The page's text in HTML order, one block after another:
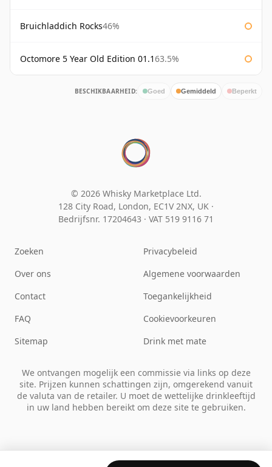
Bruichladdich Rocks46%
Octomore 5 Year Old Edition 01.163.5%
BESCHIKBAARHEID: Goed Gemiddeld Beperkt
© 2026 Whisky Marketplace Ltd.
128 City Road, London, EC1V 2NX, UK ·
Bedrijfsnr. 17204643 · VAT 519 9116 71
Zoeken
Over ons
Contact
FAQ
Sitemap
Privacybeleid
Algemene voorwaarden
Toegankelijkheid
Cookievoorkeuren
Drink met mate
We ontvangen mogelijk een commissie via links op deze
site. Prijzen kunnen schattingen zijn, omgerekend vanuit
de valuta van de retailer. U moet de wettelijke drinkleeftijd
in uw land hebben bereikt om deze site te gebruiken.